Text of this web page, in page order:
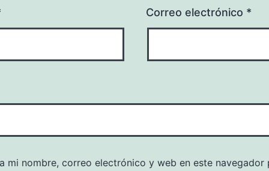
Correo electrónico *
mi nombre, correo electrónico y web en este navegador